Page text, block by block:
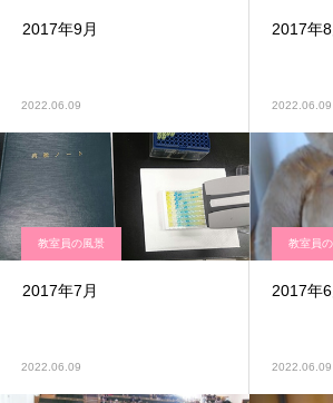
2017年9月
2022.06.09
2017年8
2022.06.09
教室員の風景
2017年7月
2022.06.09
教室員
2017年6
2022.06.09